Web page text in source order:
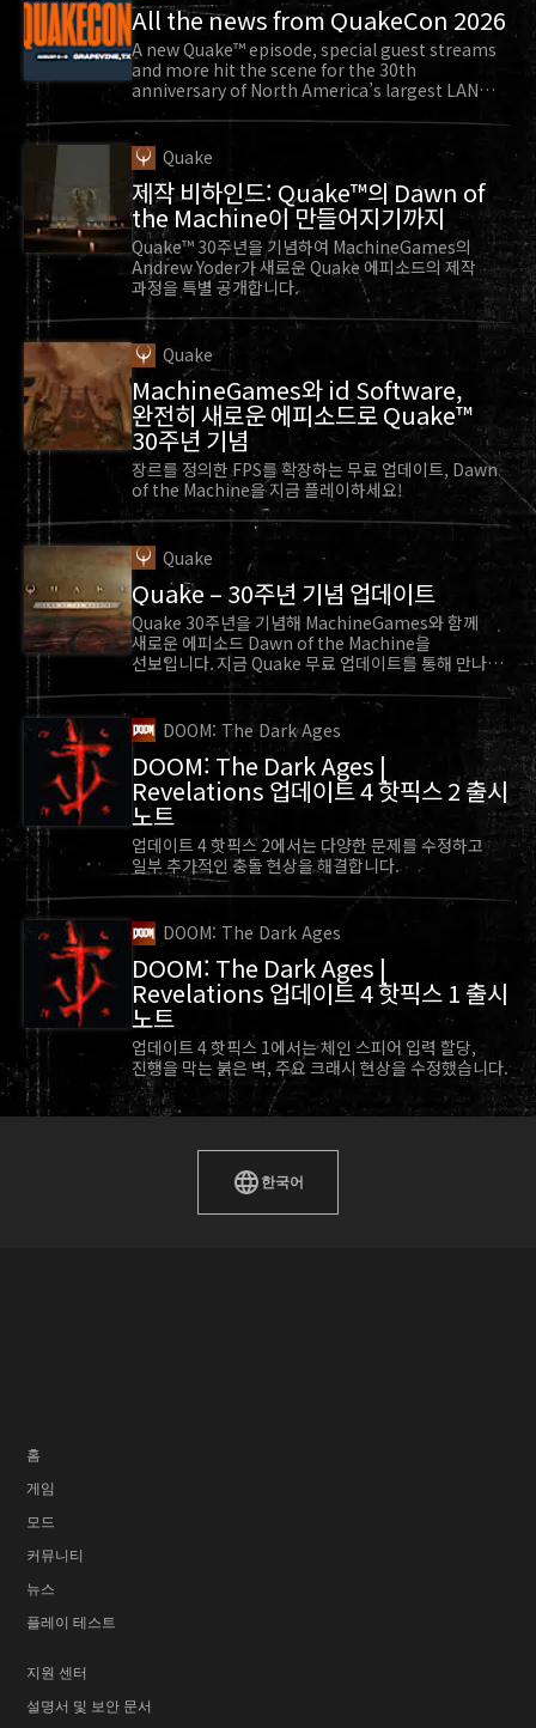
All the news from QuakeCon 2026
A new Quake™ episode, special guest streams
and more hit the scene for the 30th
anniversary of North America’s largest LAN
Quake
제작 비하인드: Quake™의 Dawn of
the Machine이 만들어지기까지
Quake™ 30주년을 기념하여 MachineGames의
Andrew Yoder가 새로운 Quake 에피소드의 제작
과정을 특별 공개합니다.
Quake
MachineGames와 id Software,
완전히 새로운 에피소드로 Quake™
30주년 기념
장르를 정의한 FPS를 확장하는 무료 업데이트, Dawn
of the Machine을 지금 플레이하세요!
Quake
Quake – 30주년 기념 업데이트
Quake 30주년을 기념해 MachineGames와 함께
새로운 에피소드 Dawn of the Machine을
선보입니다. 지금 Quake 무료 업데이트를 통해 만나
DOOM: The Dark Ages
DOOM: The Dark Ages |
Revelations 업데이트 4 핫픽스 2 출시
노트
업데이트 4 핫픽스 2에서는 다양한 문제를 수정하고
일부 추가적인 충돌 현상을 해결합니다.
DOOM: The Dark Ages
DOOM: The Dark Ages |
Revelations 업데이트 4 핫픽스 1 출시
노트
업데이트 4 핫픽스 1에서는 체인 스피어 입력 할당,
진행을 막는 붉은 벽, 주요 크래시 현상을 수정했습니다.
한국어
홈
게임
모드
커뮤니티
뉴스
플레이 테스트
지원 센터
설명서 및 보안 문서